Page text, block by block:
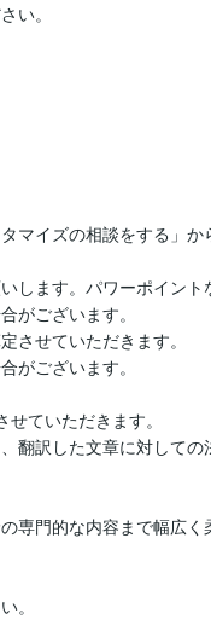
い。
マイズの相談をする」か
します。パワーポイント
がございます。
させていただきます。
がございます。
ていただきます。
翻訳した文章に対しての
専門的な内容まで幅広く
。